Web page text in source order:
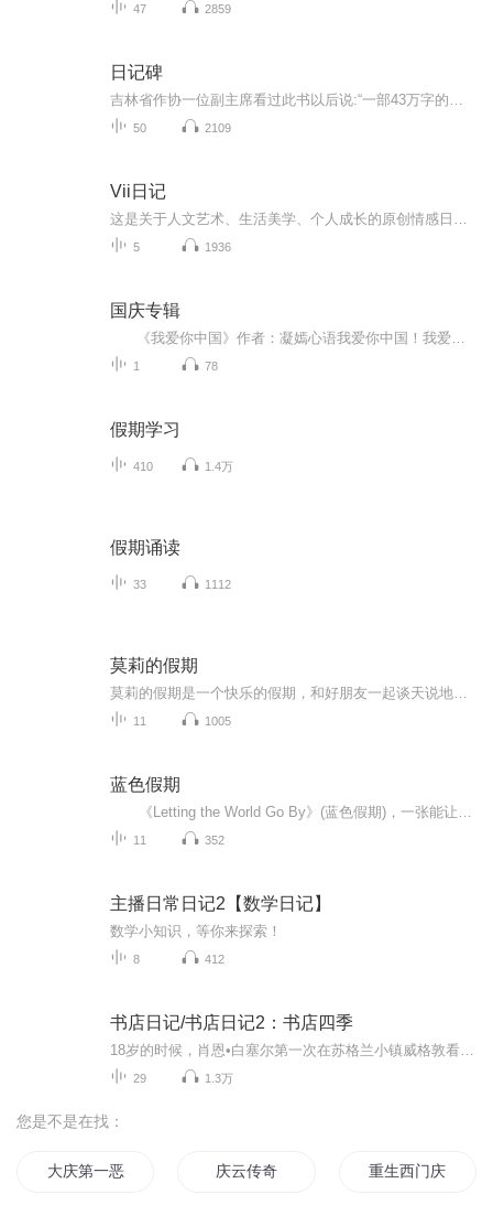
47 2859
日记碑
50 2109
Vii日记
5 1936
国庆专辑
1 78
假期学习
410 1.4万
假期诵读
33 1112
莫莉的假期
11 1005
蓝色假期
11 352
主播日常日记2【数学日记】
数学小知识，等你来探索！
8 412
书店日记/书店日记2：书店四季
29 1.3万
您是不是在找：
大庆第一恶 庆云传奇 重生西门庆